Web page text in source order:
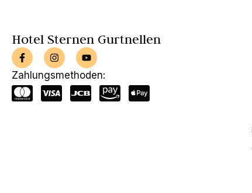
Hotel Sternen Gurtnellen
Zahlungsmethoden: